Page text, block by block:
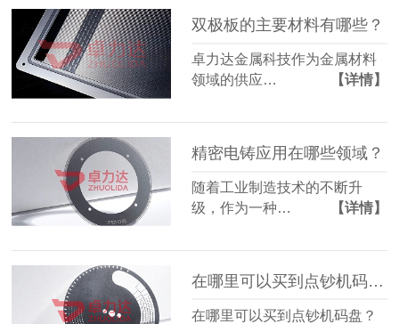
双极板的主要材料有哪些？
卓力达金属科技作为金属材料
领域的供应…
【详情】
精密电铸应用在哪些领域？
随着工业制造技术的不断升
级，作为一种…
【详情】
在哪里可以买到点钞机码盘？
在哪里可以买到点钞机码盘？